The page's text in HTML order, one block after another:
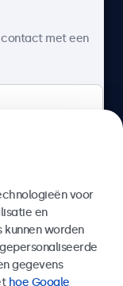
met een
voor
en
kunnen worden
gegevens
hoe Google